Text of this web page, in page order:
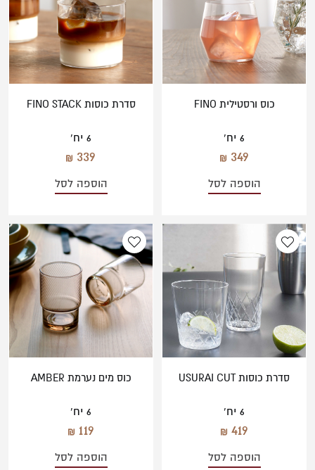
כוס ורסטילית FINO
6 יח'
349
הוספה לסל
סדרת כוסות FINO STACK
6 יח'
339
הוספה לסל
סדרת כוסות USURAI CUT
6 יח'
419
הוספה לסל
כוס מים נערמת AMBER
6 יח'
119
הוספה לסל